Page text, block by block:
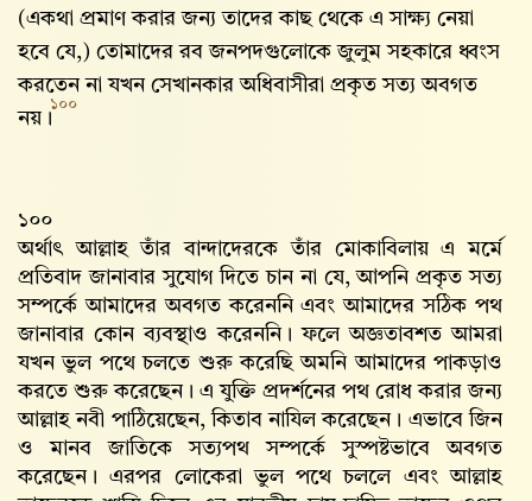
(একথা প্রমাণ করার জন্য তাদের কাছ থেকে এ সাক্ষ্য নেয়া
হবে যে,) তোমাদের রব জনপদগুলোকে জুলুম সহকারে ধ্বংস
করতেন না যখন সেখানকার অধিবাসীরা প্রকৃত সত্য অবগত
নয়।
১০০
১০০
অর্থাৎ আল্লাহ তাঁর বান্দাদেরকে তাঁর মোকাবিলায় এ মর্মে
প্রতিবাদ জানাবার সুযোগ দিতে চান না যে, আপনি প্রকৃত সত্য
সম্পর্কে আমাদের অবগত করেননি এবং আমাদের সঠিক পথ
জানাবার কোন ব্যবস্থাও করেননি। ফলে অজ্ঞতাবশত আমরা
যখন ভুল পথে চলতে শুরু করেছি অমনি আমাদের পাকড়াও
করতে শুরু করেছেন। এ যুক্তি প্রদর্শনের পথ রোধ করার জন্য
আল্লাহ নবী পাঠিয়েছেন, কিতাব নাযিল করেছেন। এভাবে জিন
ও মানব জাতিকে সত্যপথ সম্পর্কে সুস্পষ্টভাবে অবগত
করেছেন। এরপর লোকেরা ভুল পথে চললে এবং আল্লাহ